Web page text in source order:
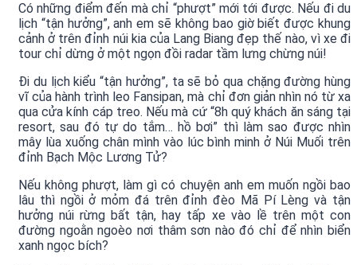
Có những điểm đến mà chỉ “phượt” mới tới được. Nếu đi du
lịch “tận hưởng”, anh em sẽ không bao giờ biết được khung
cảnh ở trên đỉnh núi kia của Lang Biang đẹp thế nào, vì xe đi
tour chỉ dừng ở một ngọn đồi radar tầm lưng chừng núi!
Đi du lịch kiểu “tận hưởng”, ta sẽ bỏ qua chặng đường hùng
vĩ của hành trình leo Fansipan, mà chỉ đơn giản nhìn nó từ xa
qua cửa kính cáp treo. Nếu mà cứ “8h quý khách ăn sáng tại
resort, sau đó tự do tắm… hồ bơi” thì làm sao được nhìn
mây lùa xuống chân mình vào lúc bình minh ở Núi Muối trên
đỉnh Bạch Mộc Lương Tử?
Nếu không phượt, làm gì có chuyện anh em muốn ngồi bao
lâu thì ngồi ở mỏm đá trên đỉnh đèo Mã Pí Lèng và tận
hưởng núi rừng bất tận, hay tấp xe vào lề trên một con
đường ngoằn ngoèo nơi thâm sơn nào đó chỉ để nhìn biển
xanh ngọc bích?